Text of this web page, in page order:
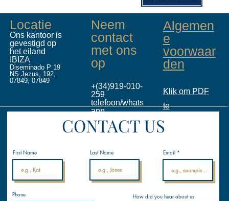
Neem
contact
met ons
op
+(34)919-010-
259
telefoon/whats
app
info@inalicen
ses.com
Internationale
Academie
Locatie
Ons kantoor is
gevestigd op
het eiland
IBIZA
Diseminado P 19
NS Jezus, 192,
07849, 07849
CONTACT US
First Name Last Name Email
Phone How did you hear about us
Algemen
e
voorwaar
den
Klik om PDF
te
downloaden